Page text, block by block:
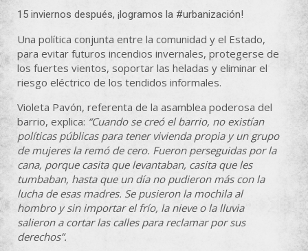
15 inviernos después, ¡logramos la #urbanización!
Una política conjunta entre la comunidad y el Estado,
para evitar futuros incendios invernales, protegerse de
los fuertes vientos, soportar las heladas y eliminar el
riesgo eléctrico de los tendidos informales.
Violeta Pavón, referenta de la asamblea poderosa del
barrio, explica: “Cuando se creó el barrio, no existían
políticas públicas para tener vivienda propia y un grupo
de mujeres la remó de cero. Fueron perseguidas por la
cana, porque casita que levantaban, casita que les
tumbaban, hasta que un día no pudieron más con la
lucha de esas madres. Se pusieron la mochila al
hombro y sin importar el frío, la nieve o la lluvia
salieron a cortar las calles para reclamar por sus
derechos”.